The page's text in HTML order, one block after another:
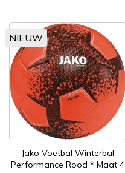
Jako Voetbal Winterbal
Performance Rood * Maat 4
NIEUW